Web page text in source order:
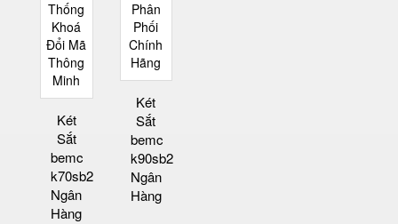
Két
Sắt
bemc
k70sb2
Ngân
Hàng
Két
Sắt
bemc
k90sb2
Ngân
Hàng